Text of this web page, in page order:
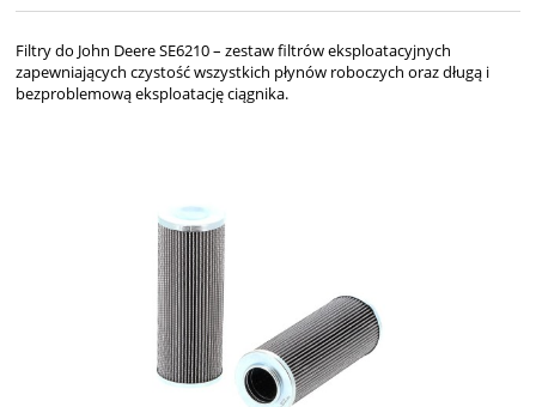
Filtry do John Deere SE6210 – zestaw filtrów eksploatacyjnych
zapewniających czystość wszystkich płynów roboczych oraz długą i
bezproblemową eksploatację ciągnika.